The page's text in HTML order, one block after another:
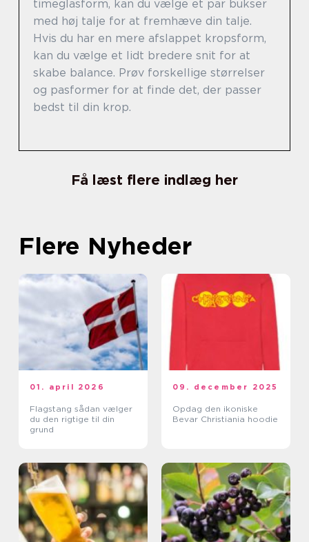
timeglasform, kan du vælge et par bukser
med høj talje for at fremhæve din talje.
Hvis du har en mere afslappet kropsform,
kan du vælge et lidt bredere snit for at
skabe balance. Prøv forskellige størrelser
og pasformer for at finde det, der passer
bedst til din krop.
Få læst flere indlæg her
Flere Nyheder
01. april 2026
Flagstang sådan vælger
du den rigtige til din
grund
09. december 2025
Opdag den ikoniske
Bevar Christiania hoodie